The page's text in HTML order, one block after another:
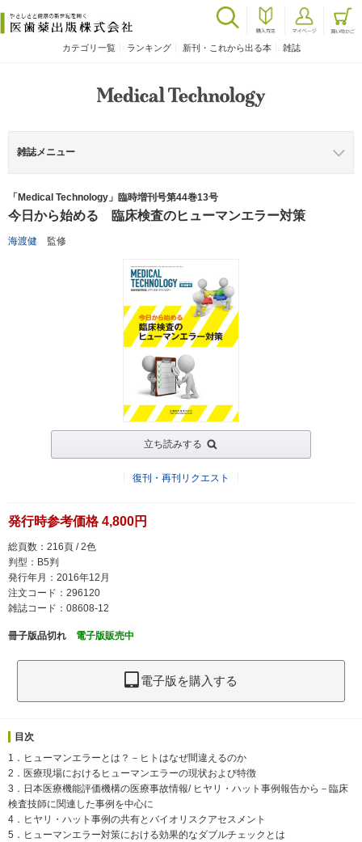
カテゴリ一覧 ランキング 新刊・これから出る本 雑誌
雑誌メニュー
「Medical Technology」臨時増刊号第44巻13号
今日から始める 臨床検査のヒューマンエラー対策
海渡健 監修
立ち読みする
復刊・再刊リクエスト
発行時参考価格 4,800円
総頁数：216頁 / 2色
判型：B5判
発行年月：2016年12月
注文コード：296120
雑誌コード：08608-12
冊子版品切れ 電子版販売中
電子版を購入する
目次
1．ヒューマンエラーとは？－ヒトはなぜ間違えるのか
2．医療現場におけるヒューマンエラーの現状および特徴
3．日本医療機能評価機構の医療事故情報/ ヒヤリ・ハット事例報告から－臨床
検査技師に関連した事例を中心に
4．ヒヤリ・ハット事例の共有とバイオリスクアセスメント
5．ヒューマンエラー対策における効果的なダブルチェックとは